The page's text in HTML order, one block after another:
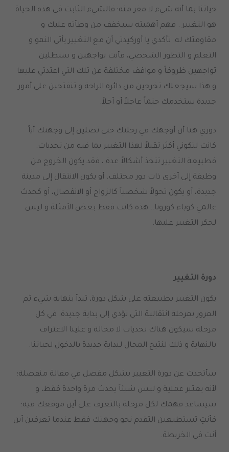
حياتنا بما أنه شيء لا مفر منه؛ فالشيء الثابت في هذه الحياة
هو التغيير . فهم أهميته سيخفف من وطأته عليك و
مقاومتك له. تأكدي يا أوركيدتي أن مع التغيير يأتي النمو و
التعلم و التطور الشخصي، فأنت تواجهين و ستظلين
تواجهين ظروفاً و مواقف مختلفة عن تلك التي اعتدتي عليها
و هذا سيجعلك تخرجين من دائرة الراحة و تنفتحين على أمور
جديدة ستخدمك حتماً عاجلاً أو آجلاً.
دوري هنا أن أوجهك في رحلتك حتى تصلين إلى وجهتك أياً
كانت لتكوني أكثر تقبلاً لهذا التغيير بما فيه من تحديات.
فطبيعة التغيير تتخذ أشكالاً عدة ، فقد يكون الخروج من
وظيفة إلى أخرى ذات دور مختلف، أو يكون الانتقال إلى مدينة
جديدة، أو يكون تحولاً شخصياً كالزواج أو الانفصال، أو كحدث
عالمي كوباء كورونا.. هذه كانت فقط بعض الأمثلة و ليس
لحكر التغيير عليها.
دورة التغيير
يكون التغيير بطبيعته على شكل دورة، تبدأ بنهاية شيء ثم
المرور بمرحلة انتقالية التي تؤدي إلى بداية جديدة. في كل
مرحلة سيكون هناك تحديات لا محالة و علينا الاعتراف
بالنهاية و ذلك لنتيح المجال لبداية جديدة بالدخول لحياتنا.
سأتحدث عن دورة التغيير بشكل مفصل في مقالة منفصلة؛
لأنه يعتبر عملية و ليس شيئاً يحدث مرة واحدة فقط، و
سيساعد فهمك لكل مرحلة بالتعرف على أين موقعك فيه؛
فأنتِ تستطيعين التقدم نحو وجهتك فقط عندما تعرفين أين
أنت في الخريطة.